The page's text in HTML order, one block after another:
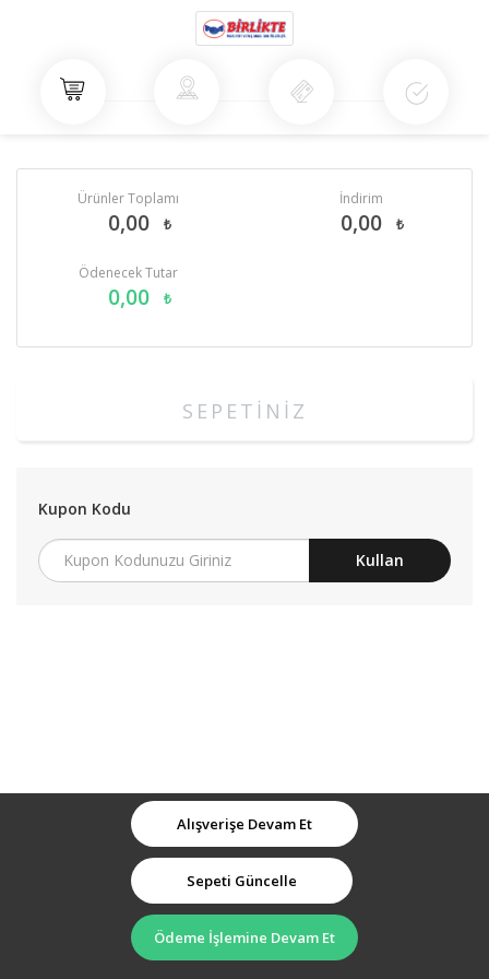
Ürünler Toplamı
0,00 ₺
İndirim
0,00 ₺
Ödenecek Tutar
0,00 ₺
SEPETİNİZ
Kupon Kodu
Kullan
Alışverişe Devam Et
Sepeti Güncelle
Ödeme İşlemine Devam Et